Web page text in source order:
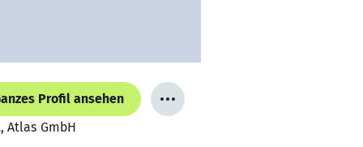
Profil ansehen
Atlas GmbH